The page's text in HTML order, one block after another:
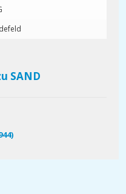
SAND